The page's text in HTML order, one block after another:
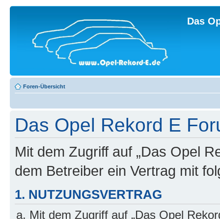
Das
Foren-Übersicht
Das Opel Rekord E
Mit dem Zugriff auf „Das Opel
dem Betreiber ein Vertrag mit
1. NUTZUNGSVERTRAG
Mit dem Zugriff auf „Das Opel